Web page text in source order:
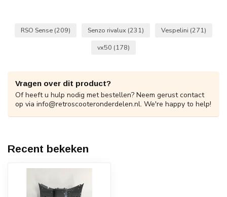
RSO Sense (209) Senzo rivalux (231) Vespelini (271)
vx50 (178)
Vragen over dit product?
Of heeft u hulp nodig met bestellen? Neem gerust contact
op via info@retroscooteronderdelen.nl. We're happy to help!
Recent bekeken